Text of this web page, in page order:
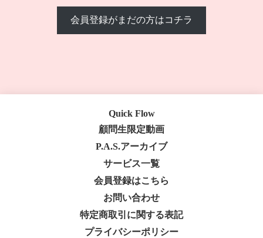
会員登録がまだの方はコチラ
Quick Flow
顧問生限定動画
P.A.S.アーカイブ
サービス一覧
会員登録はこちら
お問い合わせ
特定商取引に関する表記
プライバシーポリシー